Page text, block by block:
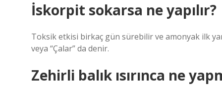
İskorpit sokarsa ne yapılır?
Toksik etkisi birkaç gün sürebilir ve amonyak ilk
veya “Çalar” da denir.
Zehirli balık ısırınca ne